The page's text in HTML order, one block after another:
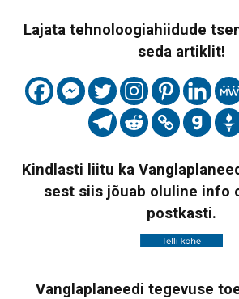
Lajata tehnoloogiahiidude
seda artiklit!
Kindlasti liitu ka
sest siis jõuab oluline info
postkasti.
Vanglaplaneedi tegevuse